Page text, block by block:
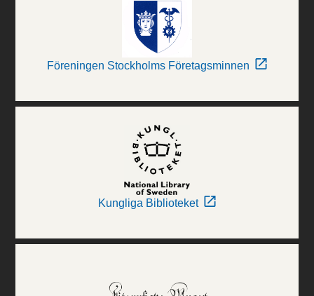
Föreningen Stockholms Företagsminnen
Kungliga Biblioteket